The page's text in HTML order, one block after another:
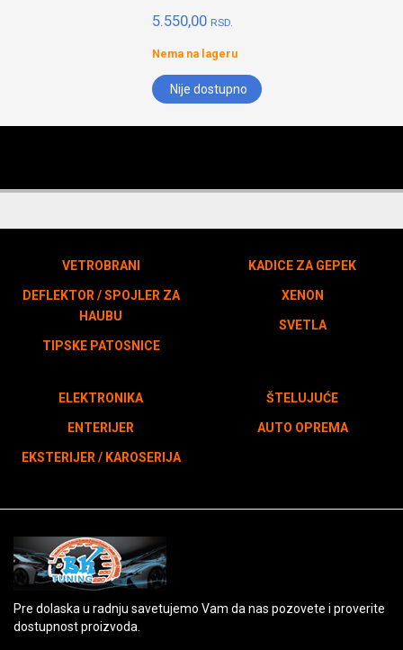
5.550,00 RSD.
Nema na lageru
Nije dostupno
VETROBRANI
DEFLEKTOR / SPOJLER ZA
HAUBU
TIPSKE PATOSNICE
KADICE ZA GEPEK
XENON
SVETLA
ELEKTRONIKA
ENTERIJER
EKSTERIJER / KAROSERIJA
ŠTELUJUĆE
AUTO OPREMA
Pre dolaska u radnju savetujemo Vam da nas pozovete i proverite
dostupnost proizvoda.